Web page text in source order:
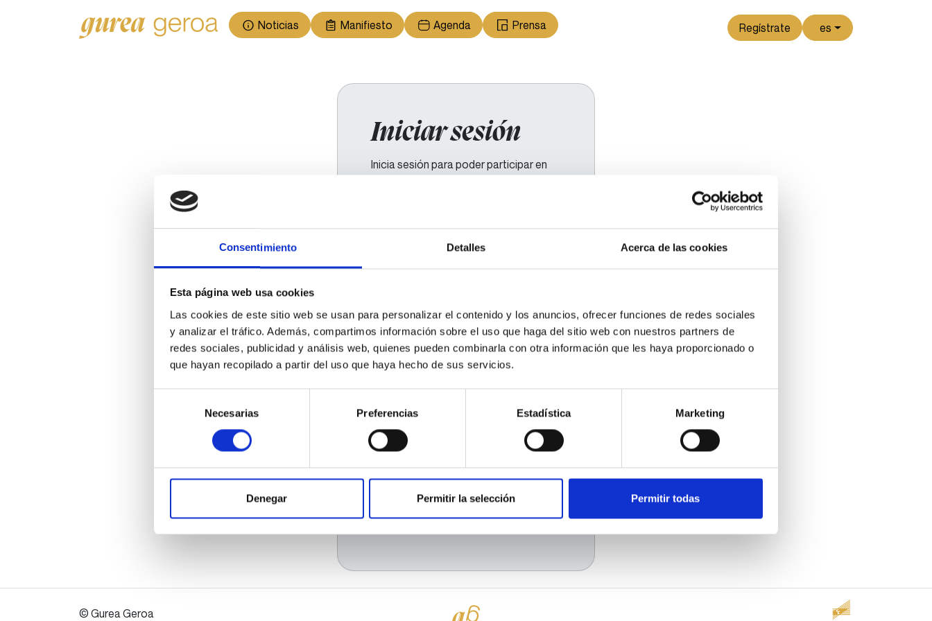
Consentimiento Detalles Acerca de las cookies
Esta página web usa cookies
Las cookies de este sitio web se usan para personalizar el contenido y los anuncios, ofrecer funciones de redes sociales
y analizar el tráfico. Además, compartimos información sobre el uso que haga del sitio web con nuestros partners de
redes sociales, publicidad y análisis web, quienes pueden combinarla con otra información que les haya proporcionado o
que hayan recopilado a partir del uso que haya hecho de sus servicios.
consentimiento
Necesarias Preferencias Estadística Marketing
Denegar Permitir la selección Permitir todas
Noticias Manifiesto Agenda Prensa Regístrate es
Iniciar sesión
Inicia sesión para poder participar en
Email de usuario
Entrar
¿Ha olvidado la contraseña o el
email?
¿Ya te has registrado pero no
Google
¿Aún no tienes cuenta?Crear
cuenta
© Gurea Geroa